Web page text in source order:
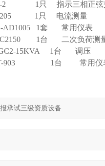
示三相正弦交流
1只 电流测量
1套 常用仪表
1台 二次负荷测
15KVA 1台 调压
1台 常用仪